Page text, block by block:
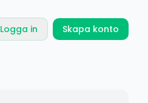
Logga in Skapa konto